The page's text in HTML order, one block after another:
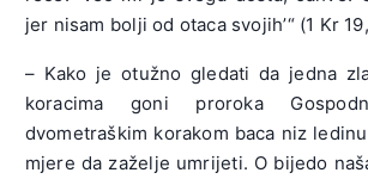
jer nisam bolji od otaca svojih’“ (1 Kr
– Kako je otužno gledati da jedna
koracima goni proroka
dvometraškim korakom baca niz
mjere da zaželje umrijeti. O bijedo